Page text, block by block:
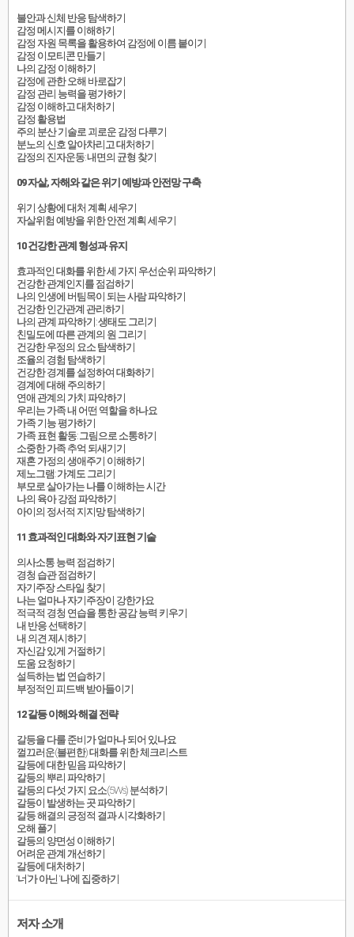
불안과 신체 반응 탐색하기
감정 메시지를 이해하기
감정 자원 목록을 활용하여 감정에 이름 붙이기
감정 이모티콘 만들기
나의 감정 이해하기
감정에 관한 오해 바로잡기
감정 관리 능력을 평가하기
감정 이해하고 대처하기
감정 활용법
주의 분산 기술로 괴로운 감정 다루기
분노의 신호 알아차리고 대처하기
감정의 진자운동: 내면의 균형 찾기
09 자살, 자해와 같은 위기 예방과 안전망 구축
위기 상황에 대처 계획 세우기
자살위험 예방을 위한 안전 계획 세우기
10 건강한 관계 형성과 유지
효과적인 대화를 위한 세 가지 우선순위 파악하기
건강한 관계인지를 점검하기
나의 인생에 버팀목이 되는 사람 파악하기
건강한 인간관계 관리하기
나의 관계 파악하기: 생태도 그리기
친밀도에 따른 관계의 원 그리기
건강한 우정의 요소 탐색하기
조율의 경험 탐색하기
건강한 경계를 설정하여 대화하기
경계에 대해 주의하기
연애 관계의 가치 파악하기
우리는 가족 내 어떤 역할을 하나요
가족 기능 평가하기
가족 표현 활동: 그림으로 소통하기
소중한 가족 추억 되새기기
재혼 가정의 생애주기 이해하기
제노그램: 가계도 그리기
부모로 살아가는 나를 이해하는 시간
나의 육아 강점 파악하기
아이의 정서적 지지망 탐색하기
11 효과적인 대화와 자기표현 기술
의사소통 능력 점검하기
경청 습관 점검하기
자기주장 스타일 찾기
나는 얼마나 자기주장이 강한가요
적극적 경청 연습을 통한 공감 능력 키우기
내 반응 선택하기
내 의견 제시하기
자신감 있게 거절하기
도움 요청하기
설득하는 법 연습하기
부정적인 피드백 받아들이기
12 갈등 이해와 해결 전략
갈등을 다룰 준비가 얼마나 되어 있나요
껄끄러운(불편한) 대화를 위한 체크리스트
갈등에 대한 믿음 파악하기
갈등의 뿌리 파악하기
갈등의 다섯 가지 요소(5Ws) 분석하기
갈등이 발생하는 곳 파악하기
갈등 해결의 긍정적 결과 시각화하기
오해 풀기
갈등의 양면성 이해하기
어려운 관계 개선하기
갈등에 대처하기
‘너’가 아닌 ‘나’에 집중하기
저자 소개